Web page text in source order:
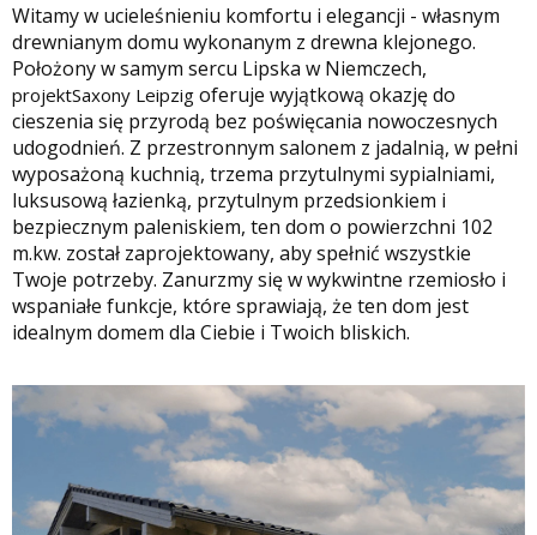
Witamy w ucieleśnieniu komfortu i elegancji - własnym
drewnianym domu wykonanym z drewna klejonego.
Położony w samym sercu Lipska w Niemczech,
projektSaxony Leipzig oferuje wyjątkową okazję do
cieszenia się przyrodą bez poświęcania nowoczesnych
udogodnień. Z przestronnym salonem z jadalnią, w pełni
wyposażoną kuchnią, trzema przytulnymi sypialniami,
luksusową łazienką, przytulnym przedsionkiem i
bezpiecznym paleniskiem, ten dom o powierzchni 102
m.kw. został zaprojektowany, aby spełnić wszystkie
Twoje potrzeby. Zanurzmy się w wykwintne rzemiosło i
wspaniałe funkcje, które sprawiają, że ten dom jest
idealnym domem dla Ciebie i Twoich bliskich.